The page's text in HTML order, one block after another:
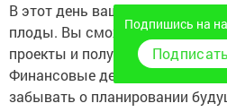
В этот день ваше упорство и
плоды. Вы сможете успешно
проекты и получить
Финансовые дела выглядят
забывать о планировании
Подпишись на